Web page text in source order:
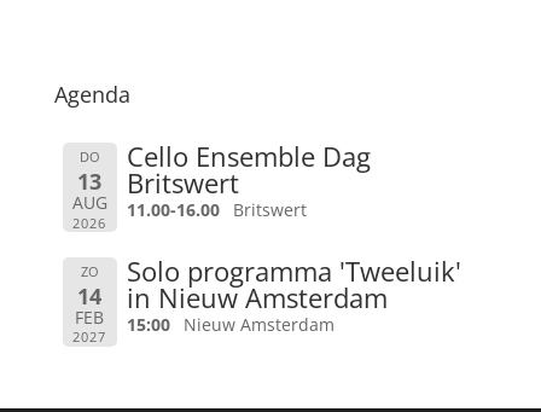
Agenda
DO
13
AUG
2026
Cello Ensemble Dag
Britswert
11.00-16.00 Britswert
ZO
14
FEB
2027
Solo programma 'Tweeluik'
in Nieuw Amsterdam
15:00 Nieuw Amsterdam